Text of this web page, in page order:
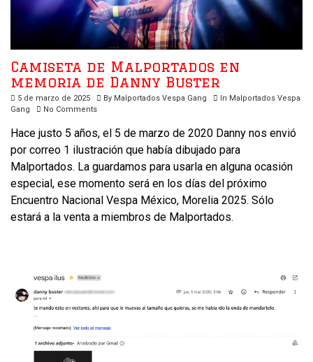
Camiseta de Malportados en
memoria de Danny Buster
5 de marzo de 2025 By Malportados Vespa Gang In Malportados Vespa
Gang
No Comments
Hace justo 5 años, el 5 de marzo de 2020 Danny nos envió
por correo 1 ilustración que había dibujado para
Malportados. La guardamos para usarla en alguna ocasión
especial, ese momento será en los días del próximo
Encuentro Nacional Vespa México, Morelia 2025. Sólo
estará a la venta a miembros de Malportados.